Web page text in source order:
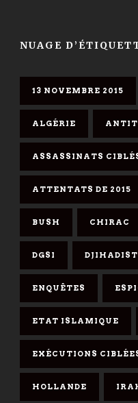
NUAGE
13 NOVEMBRE 2015
ALGÉRIE
ASSASSINATS
ATTENTATS DE 2015
BUSH CHIRAC
DGSI
ENQUÊTES
ETAT ISLAMIQUE
EXÉCUTIONS
HOLLANDE